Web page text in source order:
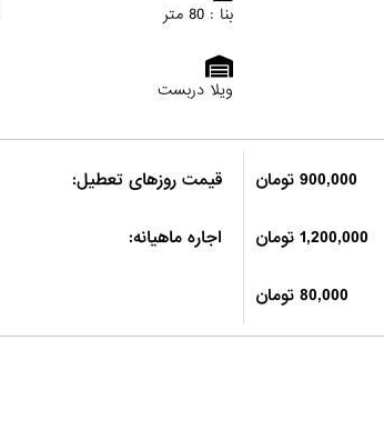
بنا : 80 متر
ویلا دربست
900,000 تومان قیمت روزهای تعطیل:
1,200,000 تومان اجاره ماهیانه:
80,000 تومان